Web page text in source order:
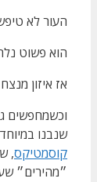
העור לא
הוא פשוט
אז איזון
וכשמחפשים
שנבנו
קוסמטיקס,
״מהירים״